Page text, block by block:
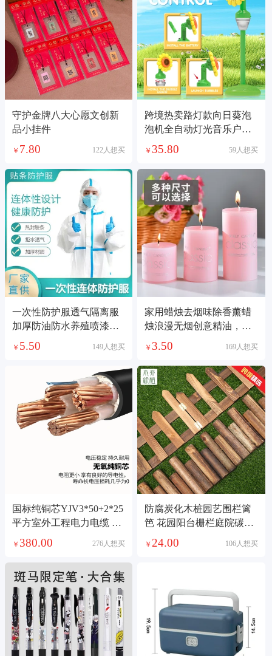
守护金牌八大心愿文创新
品小挂件
￥ 7.80 122人想买
跨境热卖路灯款向日葵泡
泡机全自动灯光音乐户外
大型派对婚庆玩具
￥ 35.80 59人想买
一次性防护服透气隔离服
加厚防油防水养殖喷漆全
身连体防飞沫
￥ 5.50 149人想买
家用蜡烛去烟味除香薰蜡
烛浪漫无烟创意精油，柱
烛光晚餐
￥ 3.50 169人想买
国标纯铜芯YJV3*50+2*25
平方室外工程电力电缆 电
缆线
￥ 380.00 276人想买
防腐炭化木桩园艺围栏篱
笆 花园阳台栅栏庭院碳化
木桩厂家直销
￥24.00 106人想买